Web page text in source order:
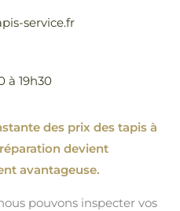
service.fr
à 19h30
des prix des tapis à
devient
avantageuse.
pouvons inspecter vos